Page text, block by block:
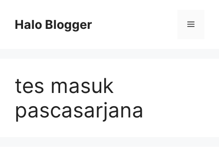
contentHalo Blogger Menu
tes masuk
pascasarjana